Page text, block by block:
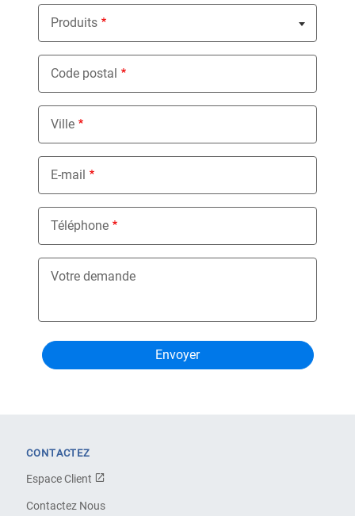
Produits
Nothing selected
Code postal
Ville
E-mail
Téléphone
Votre demande
CONTACTEZ
Espace Client
Contactez Nous